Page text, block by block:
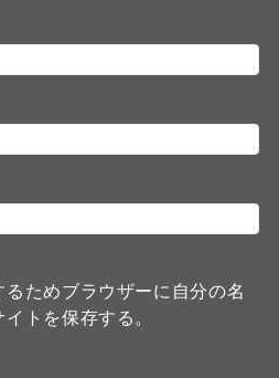
ためブラウザーに自分の名
トを保存する。